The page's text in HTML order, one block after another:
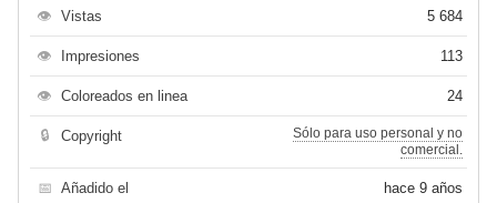
👁 Vistas 5 684
👁 Impresiones 113
👁 Coloreados en linea 24
🔒 Copyright
Sólo para uso personal y no
comercial.
📅 Añadido el hace 9 años